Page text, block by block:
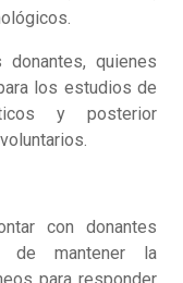
quienes
los estudios de
y posterior
con donantes
de mantener la